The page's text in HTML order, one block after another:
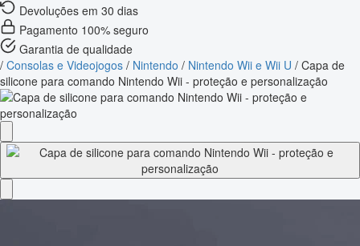
Devoluções em 30 dias
Pagamento 100% seguro
Garantia de qualidade
/ Consolas e Videojogos / Nintendo / Nintendo Wii e Wii U / Capa de
silicone para comando Nintendo Wii - proteção e personalização